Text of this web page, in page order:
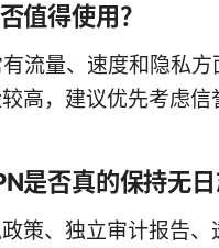
值得使用？
流量、速度和隐私方
高，建议优先考虑信
是否真的保持无日
策、独立审计报告、